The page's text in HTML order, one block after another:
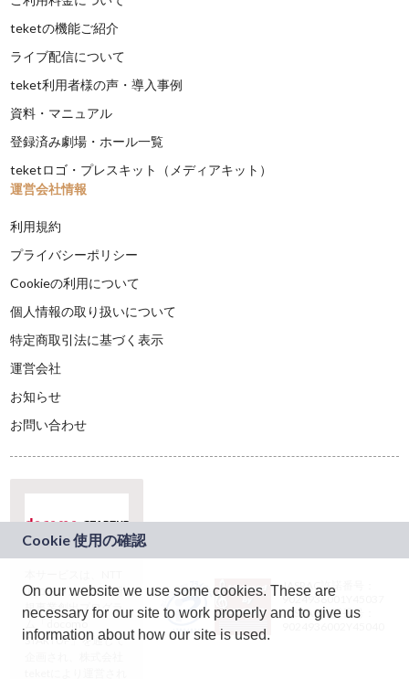
teketの機能ご紹介
ライブ配信について
teket利用者様の声・導入事例
資料・マニュアル
登録済み劇場・ホール一覧
teketロゴ・プレスキット（メディアキット）
運営会社情報
利用規約
プライバシーポリシー
Cookieの利用について
個人情報の取り扱いについて
特定商取引法に基づく表示
運営会社
お知らせ
お問い合わせ
ドコモグループの新
規事業創出プログラ
ム「docomo
STARTUP」を通じて
JASRAC許諾番号：
9024936001Y45037
JASRAC許諾番号：
On our website we use some cookies. These are
necessary for our site to work properly and to give us
information about how our site is used.